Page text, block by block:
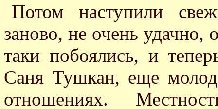
Потом наступили
заново, не очень удачно,
таки побоялись, и
Саня Тушкан, еще
отношениях.